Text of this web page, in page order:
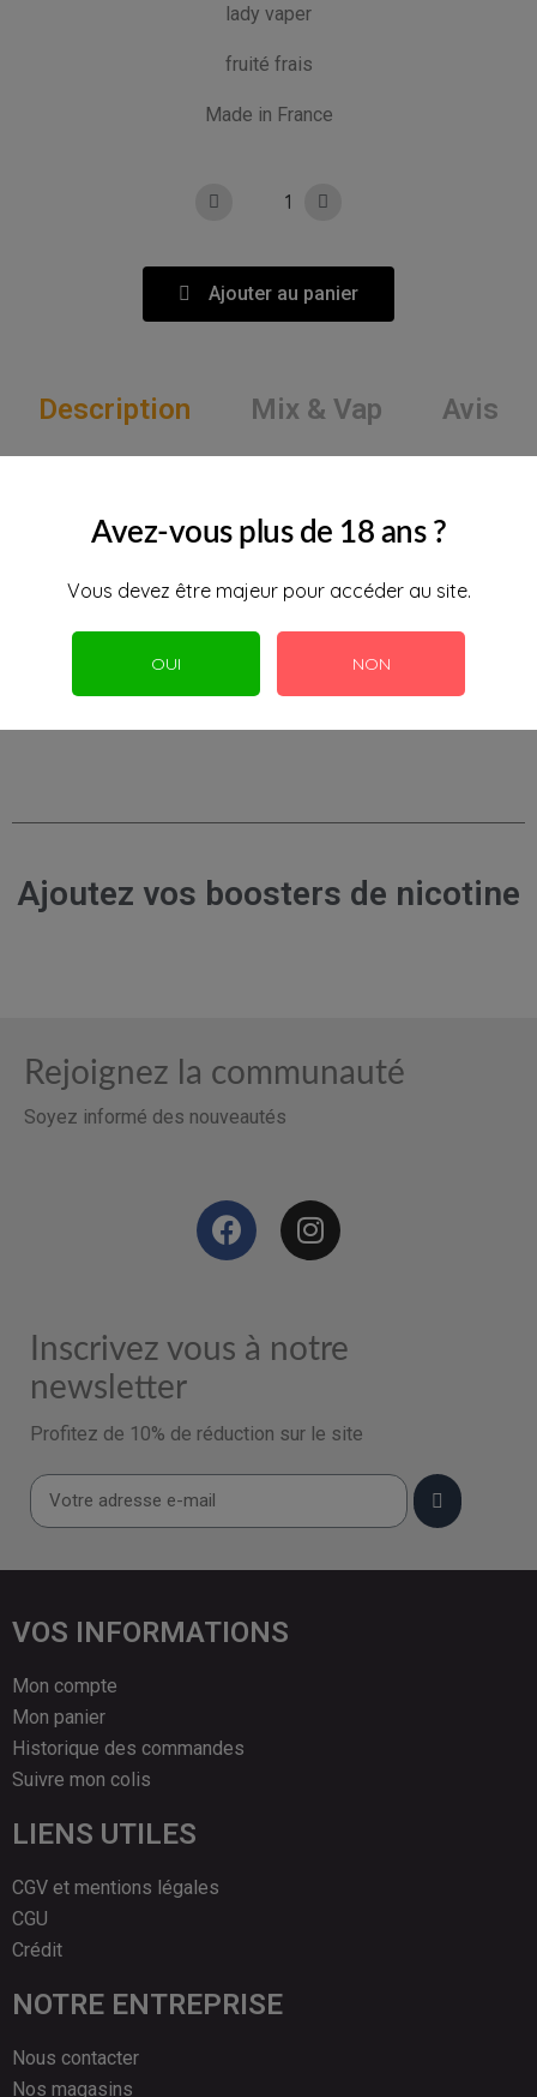
Avez-vous plus de 18 ans ?
Vous devez être majeur pour accéder au site.
OUI NON
lady vaper
fruité frais
Made in France
Ajouter au panier
Description Mix & Vap Avis
Caractéristiques
Ajoutez vos boosters de nicotine
Rejoignez la communauté
Soyez informé des nouveautés
Inscrivez vous à notre
newsletter
Profitez de 10% de réduction sur le site
VOS INFORMATIONS
Mon compte
Mon panier
Historique des commandes
Suivre mon colis
LIENS UTILES
CGV et mentions légales
CGU
Crédit
NOTRE ENTREPRISE
Nous contacter
Nos magasins